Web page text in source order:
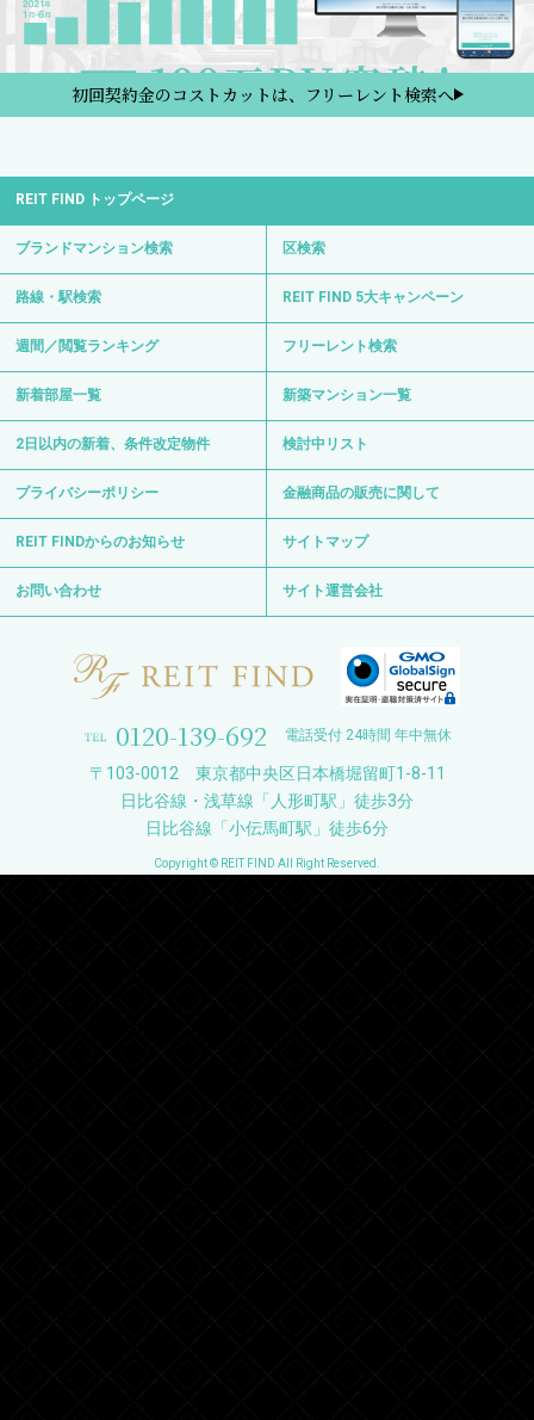
初回契約金のコストカットは、フリーレント検索へ
REIT FIND トップページ
ブランドマンション検索 区検索
路線・駅検索 REIT FIND 5大キャンペーン
週間／閲覧ランキング フリーレント検索
新着部屋一覧 新築マンション一覧
2日以内の新着、条件改定物件 検討中リスト
プライバシーポリシー 金融商品の販売に関して
REIT FINDからのお知らせ サイトマップ
お問い合わせ サイト運営会社
0120-139-692 電話受付 24時間 年中無休
〒103-0012 東京都中央区日本橋堀留町1-8-11
日比谷線・浅草線「人形町駅」徒歩3分
日比谷線「小伝馬町駅」徒歩6分
Copyright © REIT FIND All Right Reserved.